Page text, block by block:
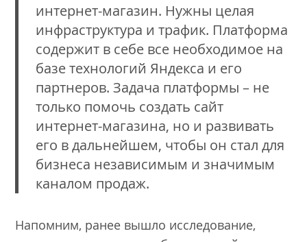
интернет-магазин. Нужны целая
инфраструктура и трафик. Платформа
содержит в себе все необходимое на
базе технологий Яндекса и его
партнеров. Задача платформы – не
только помочь создать сайт
интернет-магазина, но и развивать
его в дальнейшем, чтобы он стал для
бизнеса независимым и значимым
каналом продаж.
Напомним, ранее вышло исследование,